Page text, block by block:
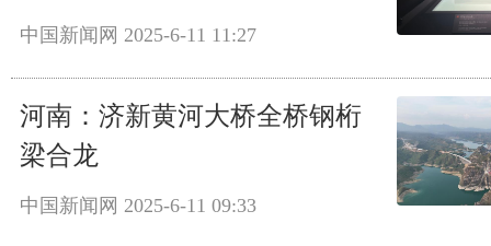
中国新闻网 2025-6-11 11:27
河南：济新黄河大桥全桥钢桁
梁合龙
中国新闻网 2025-6-11 09:33